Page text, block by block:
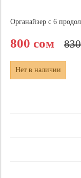
Органайзер с 6
800 сом
Нет в наличии